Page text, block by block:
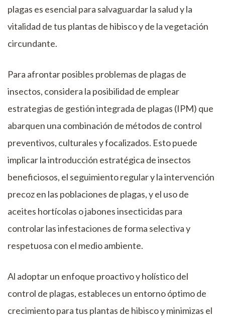
plagas es esencial para salvaguardar la salud y la
vitalidad de tus plantas de hibisco y de la vegetación
circundante.
Para afrontar posibles problemas de plagas de
insectos, considera la posibilidad de emplear
estrategias de gestión integrada de plagas (IPM) que
abarquen una combinación de métodos de control
preventivos, culturales y focalizados. Esto puede
implicar la introducción estratégica de insectos
beneficiosos, el seguimiento regular y la intervención
precoz en las poblaciones de plagas, y el uso de
aceites hortícolas o jabones insecticidas para
controlar las infestaciones de forma selectiva y
respetuosa con el medio ambiente.
Al adoptar un enfoque proactivo y holístico del
control de plagas, estableces un entorno óptimo de
crecimiento para tus plantas de hibisco y minimizas el